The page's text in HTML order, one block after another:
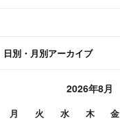
日別・月別アーカイブ
2026年8月
月 火 水 木 金